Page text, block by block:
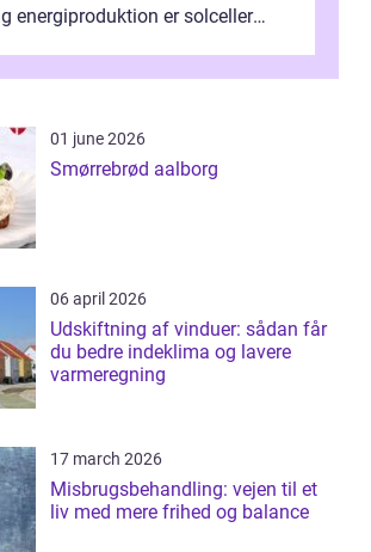
energiproduktion er solceller
01 june 2026
Smørrebrød aalborg
06 april 2026
Udskiftning af vinduer: sådan får
du bedre indeklima og lavere
varmeregning
17 march 2026
Misbrugsbehandling: vejen til et
liv med mere frihed og balance